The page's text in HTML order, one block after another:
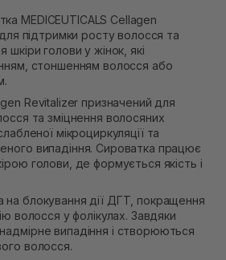
вул. Кулика і Гудачека 23 (ТЦ
MEDICEUTICALS Cellagen
підтримки росту волосся та
шкіри голови у жінок, які
стоншенням волосся або
Revitalizer призначений для
та зміцнення волосяних
мікроциркуляції та
випадіння. Сироватка працює
голови, де формується якість і
блокування дії ДГТ, покращення
волосся у фолікулах. Завдяки
випадіння і створюються
волосся.